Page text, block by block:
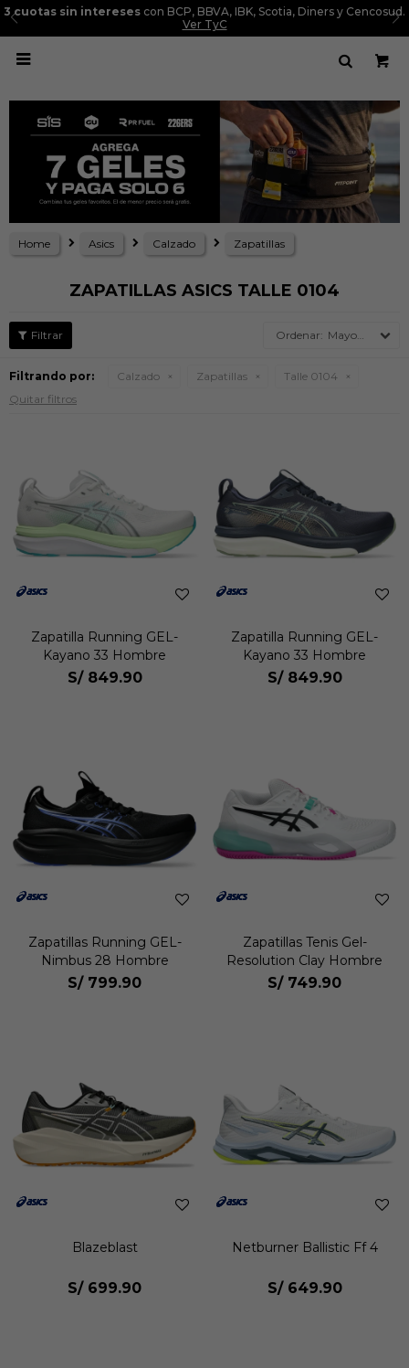
3 cuotas sin intereses con BCP, BBVA, IBK, Scotia, Diners y Cencosud.
Ver TyC

Home Asics Calzado Zapatillas
ZAPATILLAS ASICS TALLE 0104
Mayor precio
Filtrando por: Calzado Zapatillas
Talle 0104
Quitar filtros
Zapatilla Running GEL-
Kayano 33 Hombre
S/ 849.90
Zapatilla Running GEL-
Kayano 33 Hombre
S/ 849.90
Zapatillas Running GEL-
Nimbus 28 Hombre
S/ 799.90
Zapatillas Tenis Gel-
Resolution Clay Hombre
S/ 749.90
Blazeblast
S/ 699.90
Netburner Ballistic Ff 4
S/ 649.90